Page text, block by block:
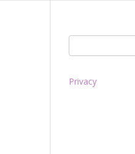
Privacy